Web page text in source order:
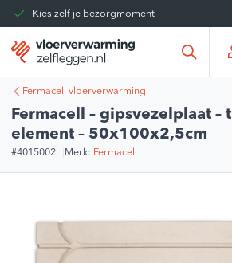
Kies zelf je bezorgmoment
Tot 30 dagen terug te sturen
Gratis verzending vanaf
€375,00*
Fermacell vloerverwarming
Fermacell – gipsvezelplaat –
element – 50x100x2,5cm
#4015002 Merk: Fermacell